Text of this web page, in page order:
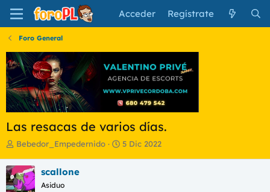
Acceder Regístrate
Foro General
Las resacas de varios días.
I
i
c
i
Bebedor_Empedernido
F
5 Dic 2022
scallone
Asiduo